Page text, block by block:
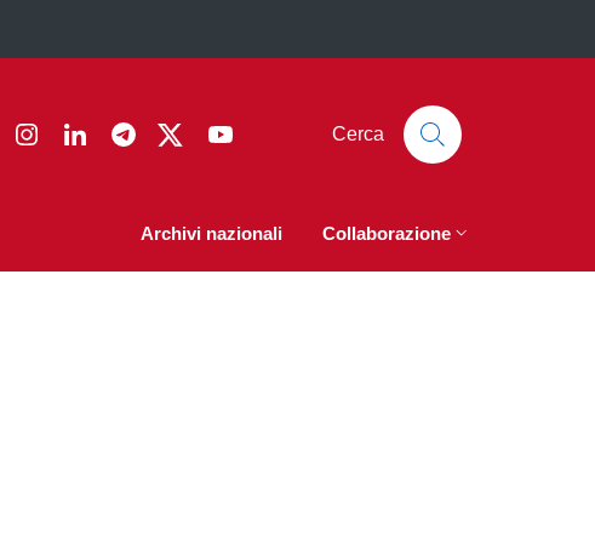
FacebookInstagramLinkedinTelegram
Twitter Cerca
Archivi nazionali Collaborazione